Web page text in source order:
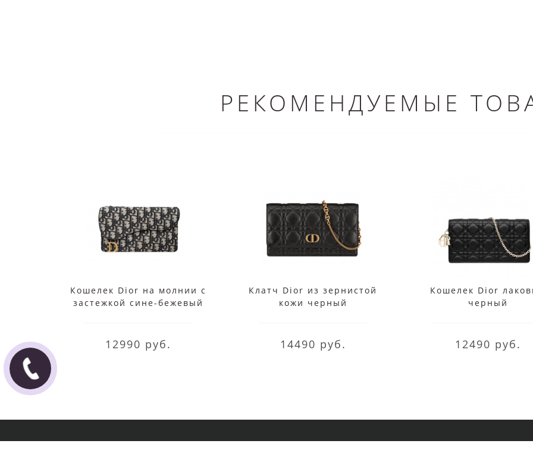
РЕКОМЕНДУЕМЫЕ
Кошелек Dior на молнии с
застежкой сине-бежевый
12990 руб.
Клатч Dior из зернистой
кожи черный
14490 руб.
Кошелек Dior
черный
12490 руб.